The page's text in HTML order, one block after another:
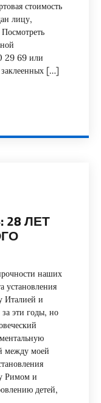
стоимость
лицу,
29 69 или
[…]
ЛЕТ
наших
установления
Италией и
эти годы, но
между моей
Римом и
детей,